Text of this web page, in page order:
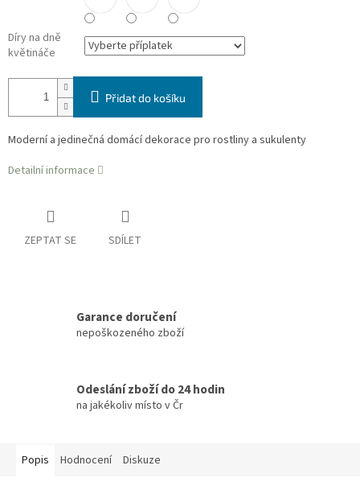
Díry na dně
květináče
Přidat do košíku
Moderní a jedinečná domácí dekorace pro rostliny a sukulenty
Detailní informace
ZEPTAT SE SDÍLET
Garance doručení
nepoškozeného zboží
Odeslání zboží do 24 hodin
na jakékoliv místo v Čr
Popis Hodnocení Diskuze